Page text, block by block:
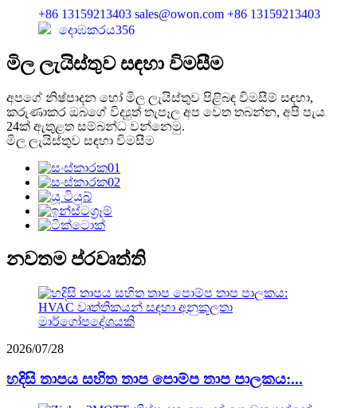
+86 13159213403 sales@owon.com +86 13159213403
දොඹකරය356
මිල ලැයිස්තුව සඳහා විමසීම
අපගේ නිෂ්පාදන හෝ මිල ලැයිස්තුව පිළිබඳ විමසීම් සඳහා,
කරුණාකර ඔබගේ විද්‍යුත් තැපෑල අප වෙත තබන්න, අපි පැය
24ක් ඇතුළත සම්බන්ධ වන්නෙමු.
මිල ලැයිස්තුව සඳහා විමසීම
නවතම ප්රවෘත්ති
2026/07/28
හදිසි තාපය සහිත තාප පොම්ප තාප පාලකය:...